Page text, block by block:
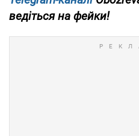
ведіться на фейки!